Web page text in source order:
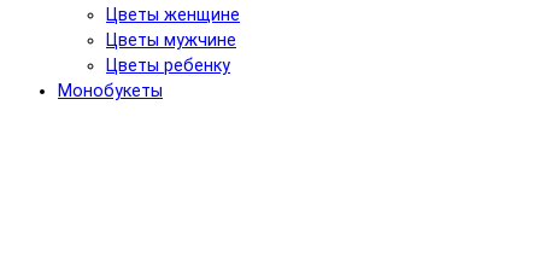
Цветы женщине
Цветы мужчине
Цветы ребенку
Монобукеты